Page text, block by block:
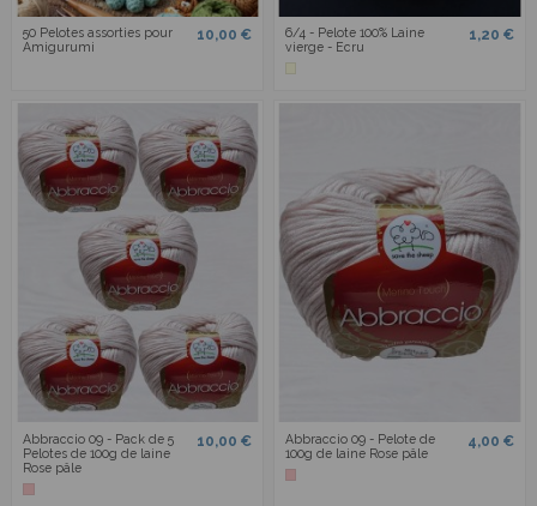
50 Pelotes assorties pour
Amigurumi
10,00 €
6/4 - Pelote 100% Laine
vierge - Ecru
1,20 €
Abbraccio 09 - Pack de 5
Pelotes de 100g de laine
Rose pâle
10,00 €
Abbraccio 09 - Pelote de
100g de laine Rose pâle
4,00 €